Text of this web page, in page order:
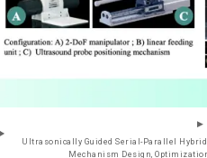
Ultrasonically Guided Serial-Parallel
Mechanism Design,